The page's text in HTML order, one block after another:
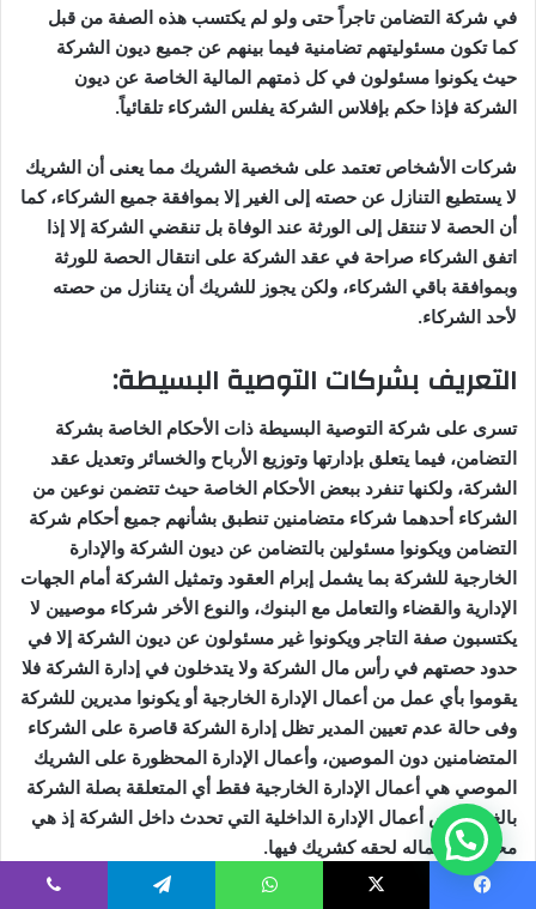
في شركة التضامن تاجراً حتى ولو لم يكتسب هذه الصفة من قبل
كما تكون مسئوليتهم تضامنية فيما بينهم عن جميع ديون الشركة
حيث يكونوا مسئولون في كل ذمتهم المالية الخاصة عن ديون
الشركة فإذا حكم بإفلاس الشركة يفلس الشركاء تلقائياً.
شركات الأشخاص تعتمد على شخصية الشريك مما يعنى أن الشريك
لا يستطيع التنازل عن حصته إلى الغير إلا بموافقة جميع الشركاء، كما
أن الحصة لا تنتقل إلى الورثة عند الوفاة بل تنقضي الشركة إلا إذا
اتفق الشركاء صراحة في عقد الشركة على انتقال الحصة للورثة
وبموافقة باقي الشركاء، ولكن يجوز للشريك أن يتنازل من حصته
لأحد الشركاء.
التعريف بشركات التوصية البسيطة:
تسرى على شركة التوصية البسيطة ذات الأحكام الخاصة بشركة
التضامن، فيما يتعلق بإدارتها وتوزيع الأرباح والخسائر وتعديل عقد
الشركة، ولكنها تنفرد ببعض الأحكام الخاصة حيث تتضمن نوعين من
الشركاء أحدهما شركاء متضامنين تنطبق بشأنهم جميع أحكام شركة
التضامن ويكونوا مسئولين بالتضامن عن ديون الشركة والإدارة
الخارجية للشركة بما يشمل إبرام العقود وتمثيل الشركة أمام الجهات
الإدارية والقضاء والتعامل مع البنوك، والنوع الأخر شركاء موصيين لا
يكتسبون صفة التاجر ويكونوا غير مسئولون عن ديون الشركة إلا في
حدود حصتهم في رأس مال الشركة ولا يتدخلون في إدارة الشركة فلا
يقوموا بأي عمل من أعمال الإدارة الخارجية أو يكونوا مديرين للشركة
وفى حالة عدم تعيين المدير تظل إدارة الشركة قاصرة على الشركاء
المتضامنين دون الموصين، وأعمال الإدارة المحظورة على الشريك
الموصي هي أعمال الإدارة الخارجية فقط أي المتعلقة بصلة الشركة
بالغير وليس أعمال الإدارة الداخلية التي تحدث داخل الشركة إذ هي
محض استعماله لحقه كشريك فيها.